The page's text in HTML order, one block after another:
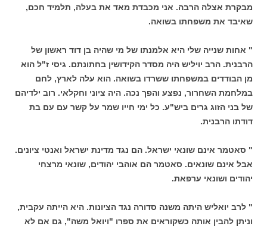
מבקרת אצלה הרבה. אני מכבדת מאד את בעלה, תלמיד חכם,
שאיבד את משפחתו בשואה.
" אחות שנייה שלי היא אלמנתו של מי שהיה בן דוד ראשון של
הרבנית. הרב יויליש היה מסדר הקידושין בחתונתם. גיסי ז"ל הוא
מן הבודדים במשפחתו ששרדו בשואה. הוא עלה לארץ, לחם
במלחמת השחרור, נפצע והפך נכה. היה ציוני וחקלאי. רוב ילדיהם
של בני הזוג גרים ביש"ע. כל ימי חייו שמר על קשר עם עם בת
דודתו הרבנית.
" סאטמר אינם שונאי ישראל. הם נגד מדינת ישראל ואנטי ציונים.
אבל אינם שונאים. סאטמר הם אוהבי יהודים, שונאי מרצחי
יהודים ושונאי ערפאת.
" לרב יואליש היתה משנה סדורה נגד הציונות. היא הייתה עקבית,
וניתן להבין אותה כשקוראים את ספרו "ויואל משה", גם אם לא